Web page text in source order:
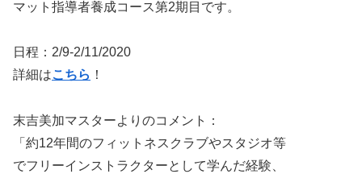
マット指導者養成コース第2期目です。
日程：2/9-2/11/2020
詳細はこちら ！
末吉美加マスターよりのコメント：
「約12年間のフィットネスクラブやスタジオ等
でフリーインストラクターとして学んだ経験、